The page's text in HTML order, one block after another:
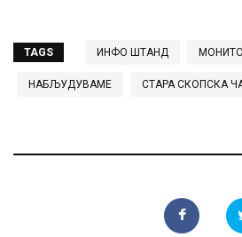
TAGS ИНФО ШТАНД
НАБЉУДУВАМЕ СТАРА СКОПСКА